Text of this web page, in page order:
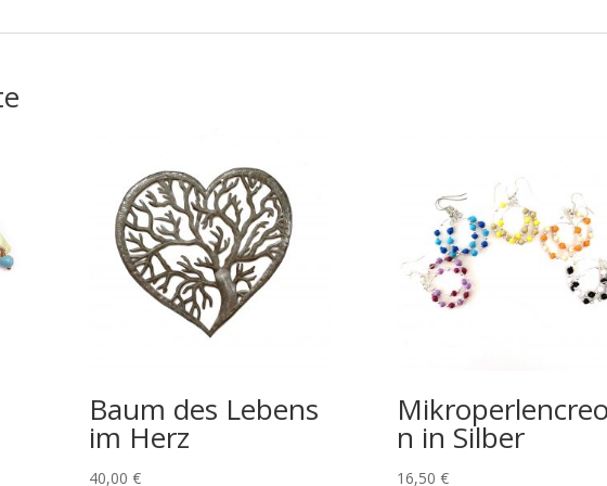
Baum des Lebens
im Herz
40,00 €
n in Silber
16,50 €